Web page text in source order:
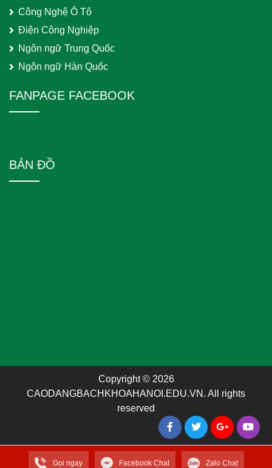
Công Nghệ Ô Tô
Điện Công Nghiệp
Ngôn ngữ Trung Quốc
Ngôn ngữ Hàn Quốc
FANPAGE FACEBOOK
BẢN ĐỒ
Copyright © 2026
CAODANGBACHKHOAHANOI.EDU.VN. All rights
reserved
Gọi ngay Facebook Chat Zalo Chat